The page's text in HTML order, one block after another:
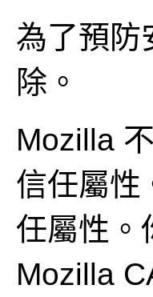
為了預防
除。
Mozilla
信任屬性
任屬性。
Mozilla